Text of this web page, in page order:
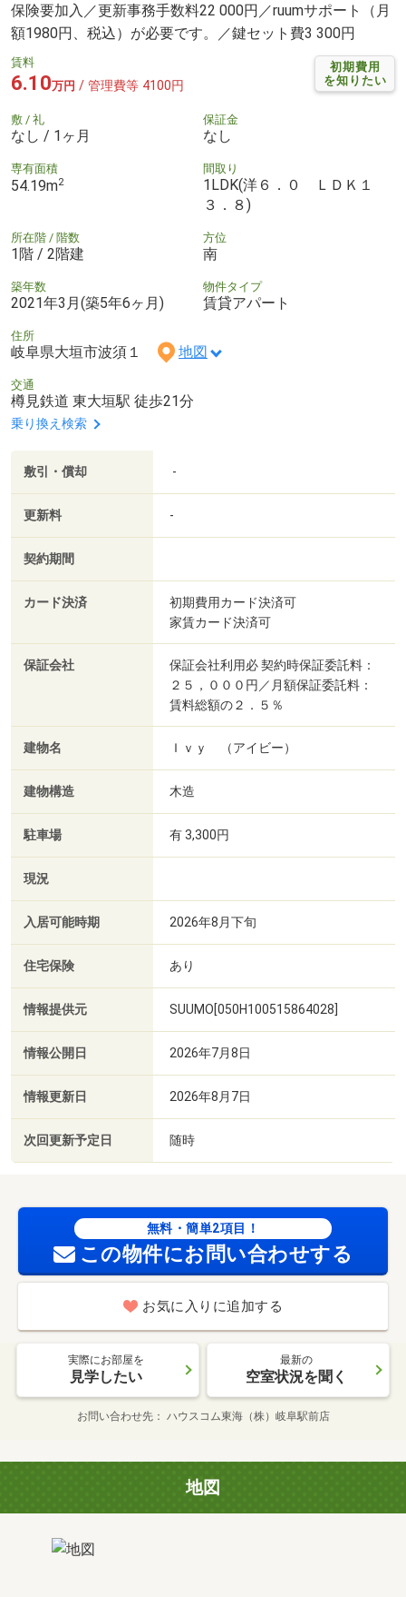
保険要加入／更新事務手数料22 000円／ruumサポート（月
額1980円、税込）が必要です。／鍵セット費3 300円
初期費用
を知りたい
賃料
6.10万円 / 管理費等 4100円
敷 / 礼
なし / 1ヶ月
保証金
なし
専有面積
54.19m2
間取り
1LDK(洋６．０ ＬＤＫ１
３．８)
所在階 / 階数
1階 / 2階建
方位
南
築年数
2021年3月(築5年6ヶ月)
物件タイプ
賃貸アパート
住所
岐阜県大垣市波須１ 地図
交通
樽見鉄道 東大垣駅 徒歩21分
乗り換え検索
敷引・償却 -
更新料 -
契約期間
カード決済
初期費用カード決済可
家賃カード決済可
保証会社
保証会社利用必 契約時保証委託料：
２５，０００円／月額保証委託料：
賃料総額の２．５％
建物名 Ｉｖｙ （アイビー）
建物構造 木造
駐車場 有 3,300円
現況
入居可能時期 2026年8月下旬
住宅保険 あり
情報提供元 SUUMO[050H100515864028]
情報公開日 2026年7月8日
情報更新日 2026年8月7日
次回更新予定日 随時
無料・簡単2項目！
この物件にお問い合わせする
お気に入りに追加する
実際にお部屋を
見学したい
最新の
空室状況を聞く
お問い合わせ先 ハウスコム東海（株）岐阜駅前店
地図